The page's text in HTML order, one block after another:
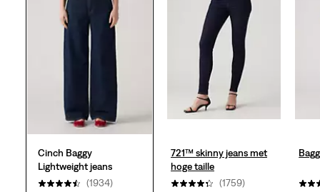
sterren.
beoordelingen
Cinch Baggy
Lightweight jeans
(1934)
721™ skinny jeans met
hoge taille
(1759)